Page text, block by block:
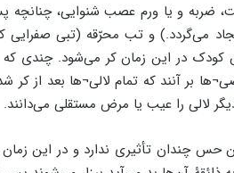
ضربه و یا ورم عصب شنوایی، ‌چنانچه
می‌گردد.) و تب محرّقه (تبی صفرایی
در این زمان کر می‌شود. چندی که
بر آنند که تمام لالی¬ها بعد از
لالی را عیب یا مرض مستقلی می‌دانند.
تأثیری ندارد و در این زمان